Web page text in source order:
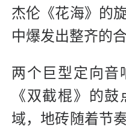
杰伦《花海》的
中爆发出整齐的合
两个巨型定向音
《双截棍》的
域，地砖随着节